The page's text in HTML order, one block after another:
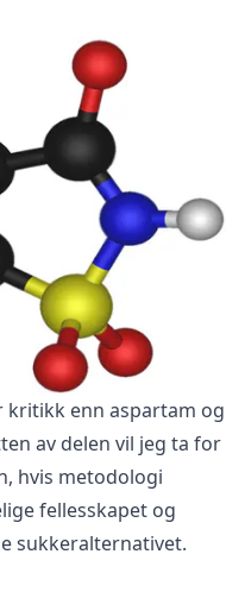
kritikk enn aspartam og
av delen vil jeg ta for
hvis metodologi
fellesskapet og
sukkeralternativet.